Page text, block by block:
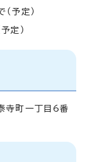
予定）
定）
寺町一丁目6番